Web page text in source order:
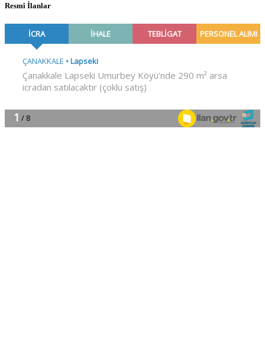
Resmî İlanlar